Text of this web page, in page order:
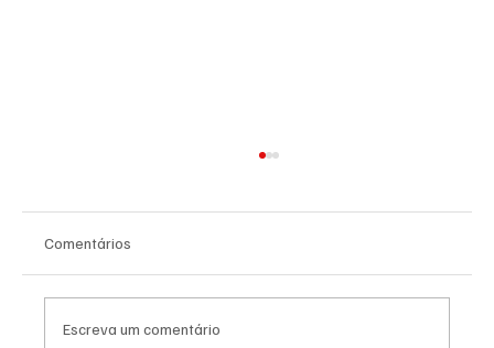
Comentários
Escreva um comentário